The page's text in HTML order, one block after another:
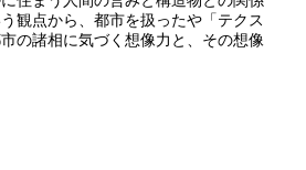
観点から、都市を扱ったや「テクス
の諸相に気づく想像⼒と、その想像